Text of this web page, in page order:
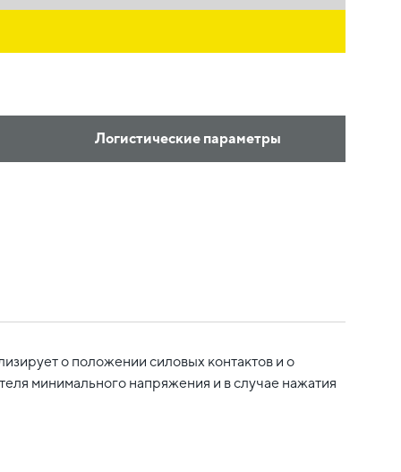
Логистические параметры
о положении силовых контактов и о
минимального напряжения и в случае нажатия